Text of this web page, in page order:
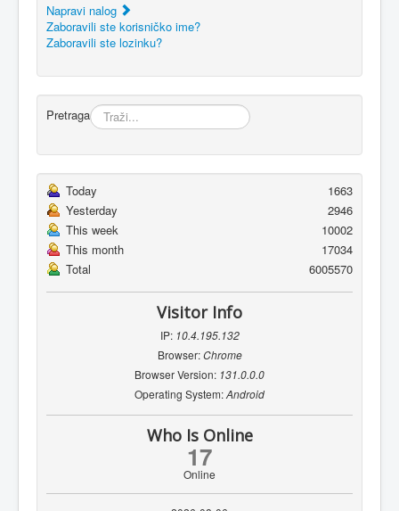
Napravi nalog
Zaboravili ste korisničko ime?
Zaboravili ste lozinku?
Pretraga
Today
1663
Yesterday
2946
This week
10002
This month
17034
Total
6005570
Visitor Info
IP: 10.4.195.132
Browser:Chrome
Browser Version: 131.0.0.0
Operating System:Android
Who Is Online
17
Online